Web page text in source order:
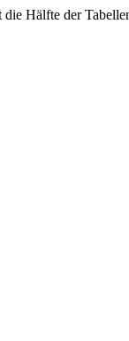
die Hälfte der